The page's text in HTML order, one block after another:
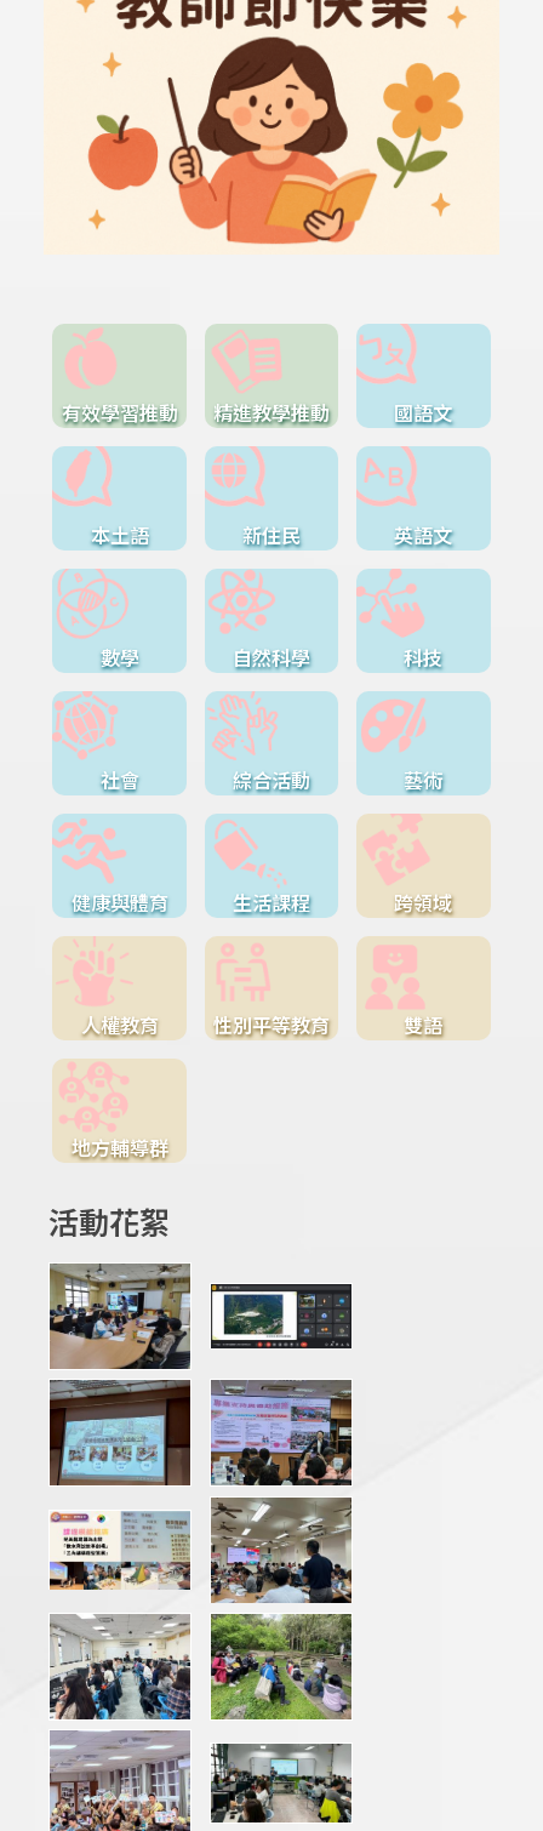
有效學習推動 精進教學推動 國語文
本土語 新住民 英語文
數學 自然科學 科技
社會 綜合活動 藝術
健康與體育 生活課程 跨領域
人權教育 性別平等教育 雙語
地方輔導群
活動花絮